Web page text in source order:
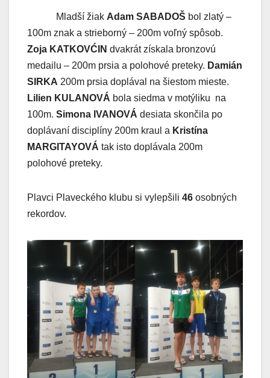
Mladší žiak Adam SABADOŠ bol zlatý –
100m znak a strieborný – 200m voľný spôsob.
Zoja KATKOVĆIN dvakrát získala bronzovú
medailu – 200m prsia a polohové preteky. Damián
SIRKA 200m prsia doplával na šiestom mieste.
Lilien KULANOVÁ bola siedma v motýliku na
100m. Simona IVANOVÁ desiata skončila po
doplávaní disciplíny 200m kraul a Kristína
MARGITAYOVÁ tak isto doplávala 200m
polohové preteky.
Plavci Plaveckého klubu si vylepšili 46 osobných
rekordov.